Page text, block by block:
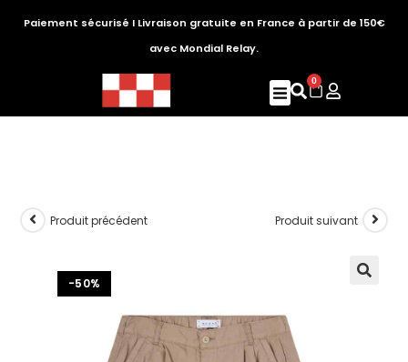
Paiement sécurisé I Livraison gratuite en France à partir de 150€
avec Mondial Relay.
0
-50%
Produit précédent Produit suivant